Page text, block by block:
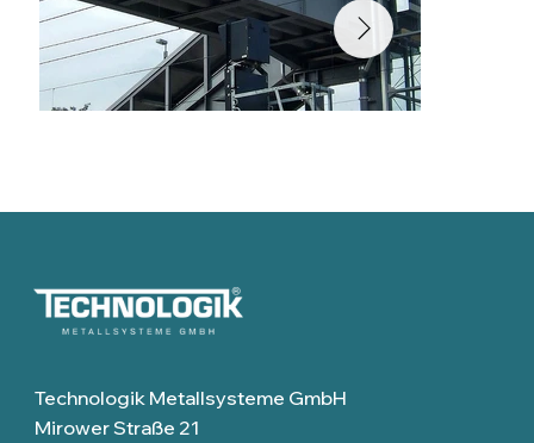
Technologik Metallsysteme GmbH
Mirower Straße 21